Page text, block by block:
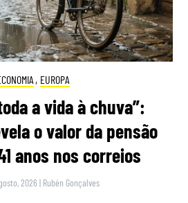
, EUROPA
a vida à chuva”:
o valor da pensão
anos nos correios
2026 | Rubén Gonçalves